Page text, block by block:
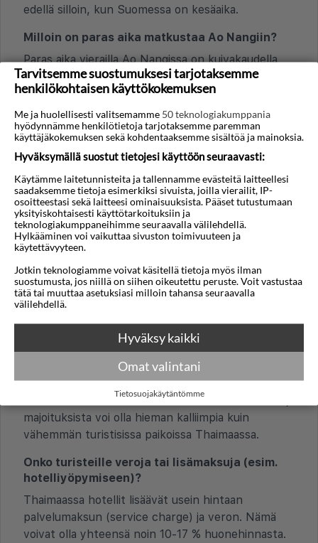
edellä silloin, kun Suomessa on kesäaika.
Milloin on paras aika matkustaa Ao Nangiin?
Paras aika vierailla Ao Nangissa on kuivakaudella
marraskuusta maaliskuuhun, jolloin sää on yleensä
kuiva ja lämpötila miellyttävä. Kuuminta on usein
huhti-toukokuussa, ja sadekausi on yleensä
kesäkuusta lokakuuhun. Andamaanienmeren vesi
on lämmintä ympäri vuoden.
Ao Nangin virallinen kieli on thai. Matkailualueilla,
hotelleissa, ravintoloissa ja kaupoissa pärjää
yleensä hyvin englannilla. Ao Nang on suosittu
kansainvälinen kohde, joten englanti on laajalti
TALOUS JA MAKSAMINEN
Millainen on yleinen hintataso Ao Nangissa?
Hintataso Ao Nangissa on yleisesti selvästi
Suomea edullisempi. Ruoka, kuljetukset ja
paikalliset palvelut ovat usein hyvin edullisia,
mutta suosittuna lomakohteena osa ravintoloista ja
majoituksista voi olla hieman kalliimpia kuin
vähemmän turistisissa paikoissa Thaimaassa.
Onko turisteille veroja tai lisämaksuja (esim.
hotelliyöpymiseen)?
Thaimaassa hotellit lisäävät usein hintaan
palvelumaksun (service charge) ja veron. Nämä
voivat olla yhteensä noin 10-17 % huonehinnasta.
Tarvitsemme suostumuksesi tarjotaksemme
henkilökohtaisen käyttökokemuksen
Me ja huolellisesti valitsemamme 50 teknologiakumppania
hyödynnämme henkilötietoja tarjotaksemme paremman
käyttäjäkokemuksen sekä kohdentaaksemme sisältöä ja mainoksia.
Hyväksymällä suostut tietojesi käyttöön seuraavasti:
Käytämme laitetunnisteita ja tallennamme evästeitä laitteellesi
saadaksemme tietoja esimerkiksi sivuista, joilla vierailit, IP-
osoitteestasi sekä laitteesi ominaisuuksista. Pääset tutustumaan
yksityiskohtaisesti käyttötarkoituksiin ja
teknologiakumppaneihimme seuraavalla välilehdellä.
Hylkääminen voi vaikuttaa sivuston toimivuuteen ja
käytettävyyteen.
Jotkin teknologiamme voivat käsitellä tietoja myös ilman
suostumusta, jos niillä on siihen oikeutettu peruste. Voit vastustaa
tätä tai muuttaa asetuksiasi milloin tahansa seuraavalla
välilehdellä.
Hyväksy kaikki
Omat valintani
Tietosuojakäytäntömme